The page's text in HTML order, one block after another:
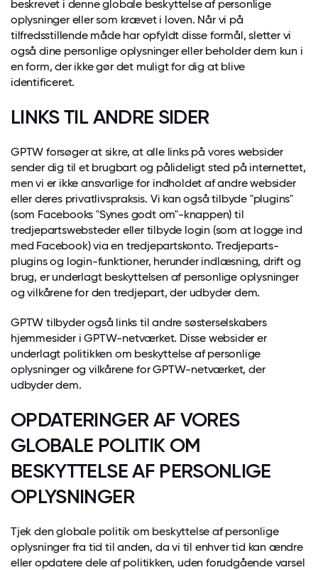
beskrevet i denne globale beskyttelse af personlige
oplysninger eller som krævet i loven. Når vi på
tilfredsstillende måde har opfyldt disse formål, sletter vi
også dine personlige oplysninger eller beholder dem kun i
en form, der ikke gør det muligt for dig at blive
identificeret.
LINKS TIL ANDRE SIDER
GPTW forsøger at sikre, at alle links på vores websider
sender dig til et brugbart og pålideligt sted på internettet,
men vi er ikke ansvarlige for indholdet af andre websider
eller deres privatlivspraksis. Vi kan også tilbyde "plugins"
(som Facebooks "Synes godt om"-knappen) til
tredjepartswebsteder eller tilbyde login (som at logge ind
med Facebook) via en tredjepartskonto. Tredjeparts-
plugins og login-funktioner, herunder indlæsning, drift og
brug, er underlagt beskyttelsen af personlige oplysninger
og vilkårene for den tredjepart, der udbyder dem.
GPTW tilbyder også links til andre søsterselskabers
hjemmesider i GPTW-netværket. Disse websider er
underlagt politikken om beskyttelse af personlige
oplysninger og vilkårene for GPTW-netværket, der
udbyder dem.
OPDATERINGER AF VORES
GLOBALE POLITIK OM
BESKYTTELSE AF PERSONLIGE
OPLYSNINGER
Tjek den globale politik om beskyttelse af personlige
oplysninger fra tid til anden, da vi til enhver tid kan ændre
eller opdatere dele af politikken, uden forudgående varsel